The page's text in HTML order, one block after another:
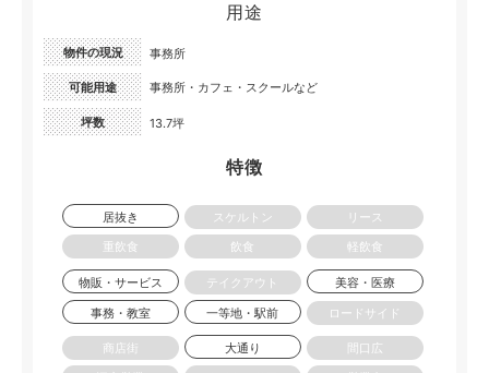
用途
物件の現況 事務所
可能用途 事務所・カフェ・スクールなど
坪数 13.7坪
特徴
居抜き スケルトン
リース
重飲食
飲食 軽飲食
物販・サービス テイクアウト
美容・医療
事務・教室
一等地・駅前 ロードサイド
商店街 大通り
間口広